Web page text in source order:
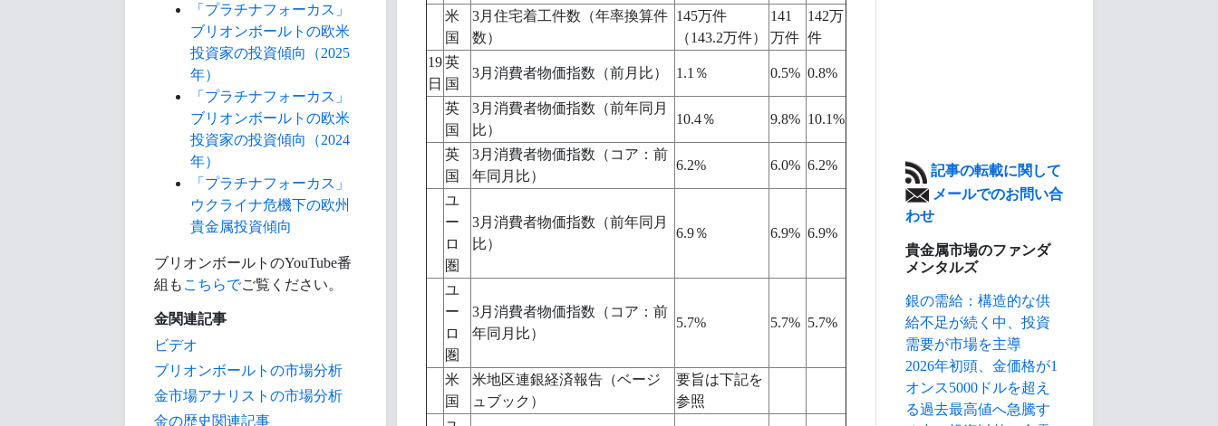
「プラチナフォーカス」
ブリオンボールトの欧米
投資家の投資傾向（2025
年）
「プラチナフォーカス」
ブリオンボールトの欧米
投資家の投資傾向（2024
年）
「プラチナフォーカス」
ウクライナ危機下の欧州
貴金属投資傾向
ブリオンボールトのYouTube番
組も こちらでご覧ください。
金関連記事
ビデオ
ブリオンボールトの市場分析
金市場アナリストの市場分析
金の歴史関連記事
米
国
3月住宅着工件数（年率換算件
数）
145万件
（143.2万件）
141
万件
142万
件
19
日
英
国
3月消費者物価指数（前月比） 1.1％ 0.5% 0.8%
英
国
3月消費者物価指数（前年同月
比）
10.4％ 9.8% 10.1%
英
国
3月消費者物価指数（コア：前
年同月比）
6.2% 6.0% 6.2%
ユ
ー
ロ
圏
3月消費者物価指数（前年同月
比）
6.9％ 6.9% 6.9%
ユ
ー
ロ
圏
3月消費者物価指数（コア：前
年同月比）
5.7% 5.7% 5.7%
米
国
米地区連銀経済報告（ベージ
ュブック）
要旨は下記を
参照
記事の転載に関して
メールでのお問い合
わせ
貴金属市場のファンダ
メンタルズ
銀の需給：構造的な供
給不足が続く中、投資
需要が市場を主導
2026年初頭、金価格が1
オンス5000ドルを超え
る過去最高値へ急騰す